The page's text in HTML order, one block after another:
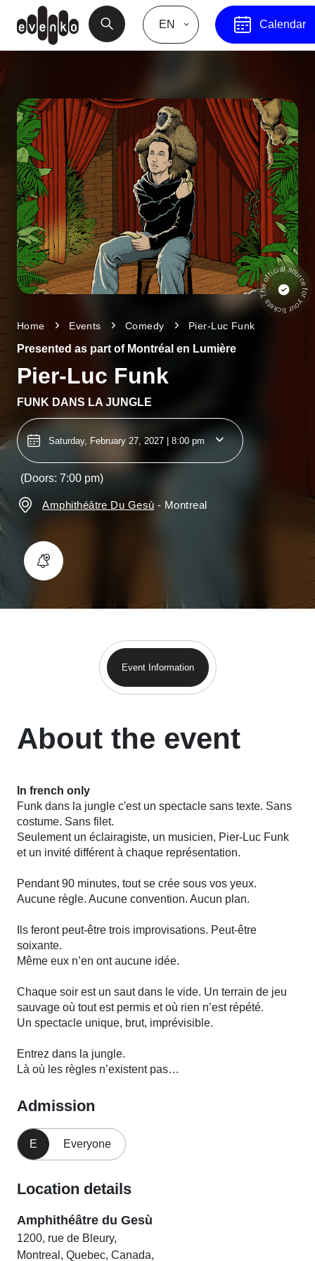
EN Calendar
Home Events Comedy Pier-Luc Funk
Presented as part of Montréal en Lumière
Pier-Luc Funk
FUNK DANS LA JUNGLE
Saturday, February 27, 2027 | 8:00 pm
(Doors: 7:00 pm)
Amphithéâtre Du Gesù - Montreal
Event Information
About the event
In french only
Funk dans la jungle c'est un spectacle sans texte. Sans
costume. Sans filet.
Seulement un éclairagiste, un musicien, Pier-Luc Funk
et un invité différent à chaque représentation.
Pendant 90 minutes, tout se crée sous vos yeux.
Aucune règle. Aucune convention. Aucun plan.
Ils feront peut-être trois improvisations. Peut-être
soixante.
Même eux n’en ont aucune idée.
Chaque soir est un saut dans le vide. Un terrain de jeu
sauvage où tout est permis et où rien n’est répété.
Un spectacle unique, brut, imprévisible.
Entrez dans la jungle.
Là où les règles n’existent pas…
Admission
E Everyone
Location details
Amphithéâtre du Gesù
1200, rue de Bleury,
Montreal, Quebec, Canada,